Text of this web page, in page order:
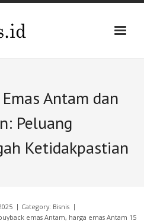
Antam dan
Peluang
Ketidakpastian
Category: Bisnis
emas Antam, harga emas Antam 15